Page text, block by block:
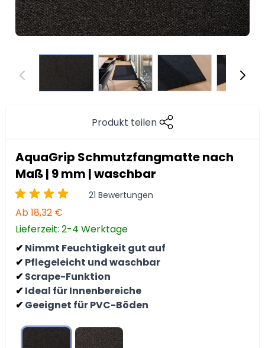
Produkt teilen
AquaGrip Schmutzfangmatte nach
Maß | 9 mm | waschbar
21 Bewertungen
Ab18,32 €
Lieferzeit: 2-4 Werktage
✔ Nimmt Feuchtigkeit gut auf
✔ Pflegeleicht und waschbar
✔ Scrape-Funktion
✔ Ideal für Innenbereiche
✔ Geeignet für PVC-Böden
Graphit Taupe